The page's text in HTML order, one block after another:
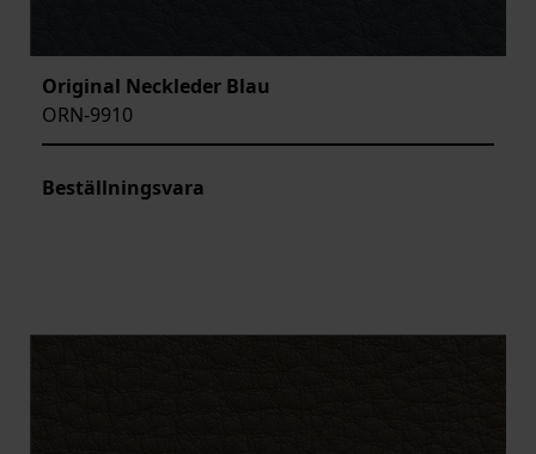
Original Neckleder Blau
ORN-9910
Beställningsvara